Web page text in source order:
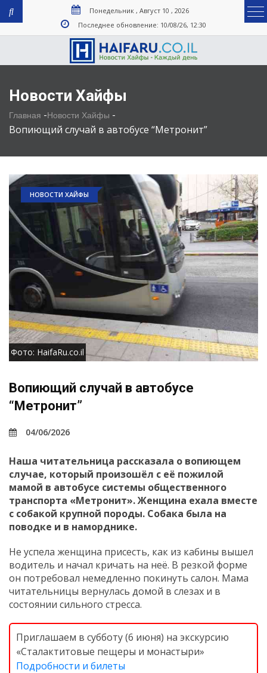
Понедельник , Август 10 , 2026
Последнее обновление: 10/08/26, 12:30
Новости Хайфы
Главная -Новости Хайфы -
Вопиющий случай в автобусе “Метронит”
НОВОСТИ ХАЙФЫ
Фото: HaifaRu.co.il
Вопиющий случай в автобусе
“Метронит”
04/06/2026
Наша читательница рассказала о вопиющем
случае, который произошёл с её пожилой
мамой в автобусе системы общественного
транспорта «Метронит». Женщина ехала вместе
с собакой крупной породы. Собака была на
поводке и в наморднике.
Не успела женщина присесть, как из кабины вышел
водитель и начал кричать на неё. В резкой форме
он потребовал немедленно покинуть салон. Мама
читательницы вернулась домой в слезах и в
состоянии сильного стресса.
Приглашаем в субботу (6 июня) на экскурсию
«Сталактитовые пещеры и монастыри»
Подробности и билеты